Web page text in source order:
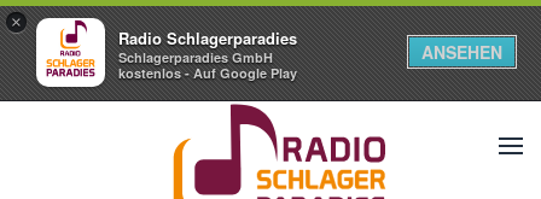
×
Radio Schlagerparadies
Schlagerparadies GmbH
kostenlos - Auf Google Play
ANSEHEN